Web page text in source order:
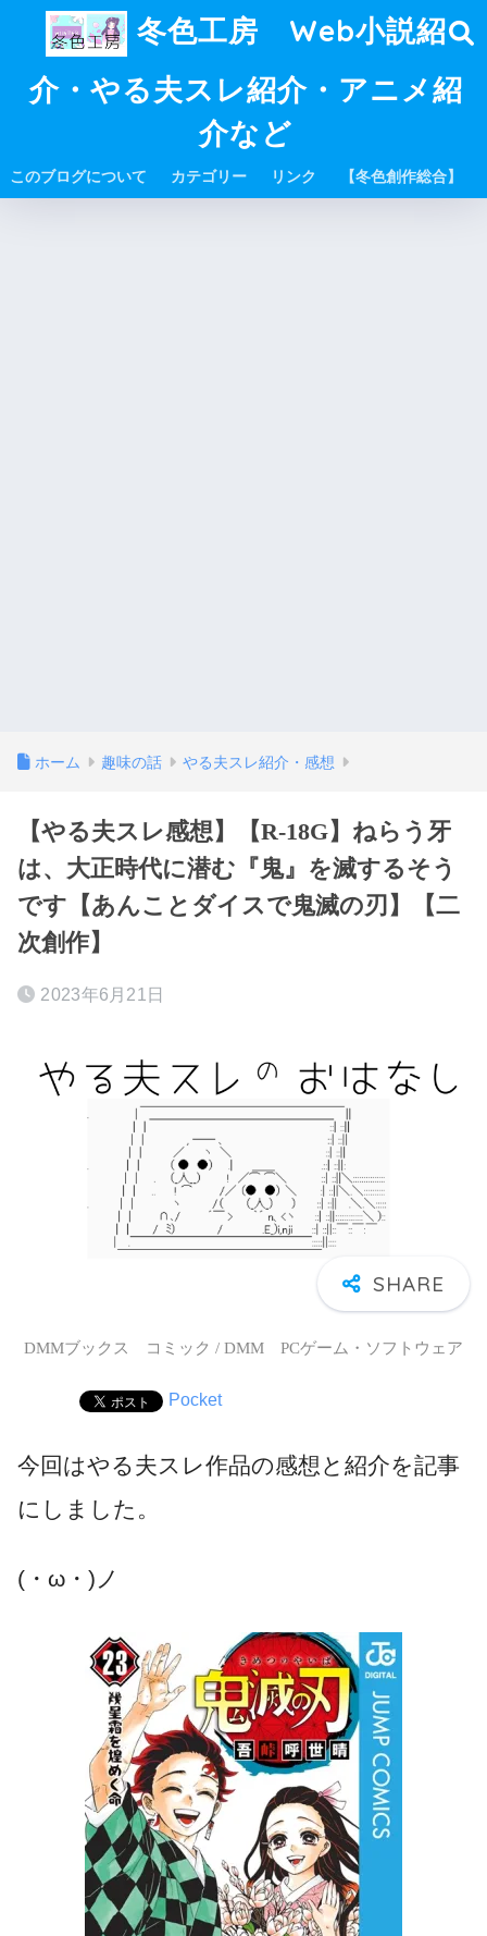
冬色工房 Web小説紹
介・やる夫スレ紹介・アニメ紹
介など
このブログについて カテゴリー リンク 【冬色創作総合】
ホーム 趣味の話 やる夫スレ紹介・感想
【やる夫スレ感想】【R-18G】ねらう牙
は、大正時代に潜む『鬼』を滅するそう
です【あんことダイスで鬼滅の刃】【二
次創作】
2023年6月21日
DMMブックス コミック / DMM PCゲーム・ソフトウェア
Pocket
今回はやる夫スレ作品の感想と紹介を記事
にしました。
(・ω・)ノ